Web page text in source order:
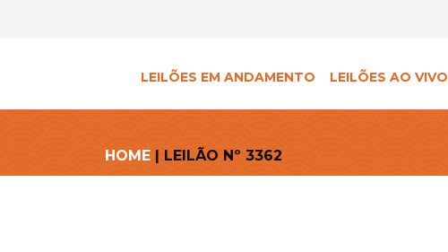
LEILÕES EM ANDAMENTO LEILÕES AO VIVO
HOME | LEILÃO Nº 3362